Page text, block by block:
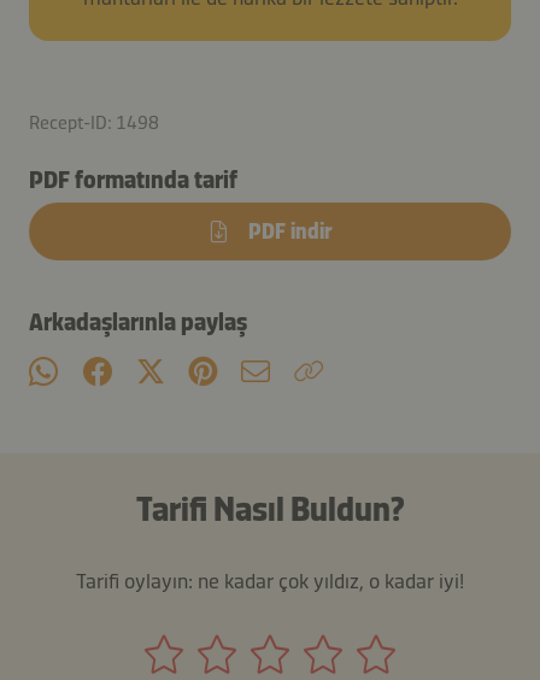
Recept-ID: 1498
PDF formatında tarif
PDF indir
Arkadaşlarınla paylaş
Tarifi Nasıl Buldun?
Tarifi oylayın: ne kadar çok yıldız, o kadar iyi!